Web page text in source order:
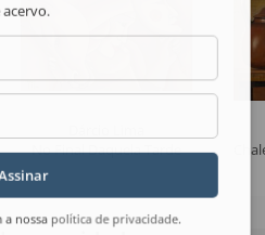
No Final Daquela Tarde
a nossa política de privacidade.